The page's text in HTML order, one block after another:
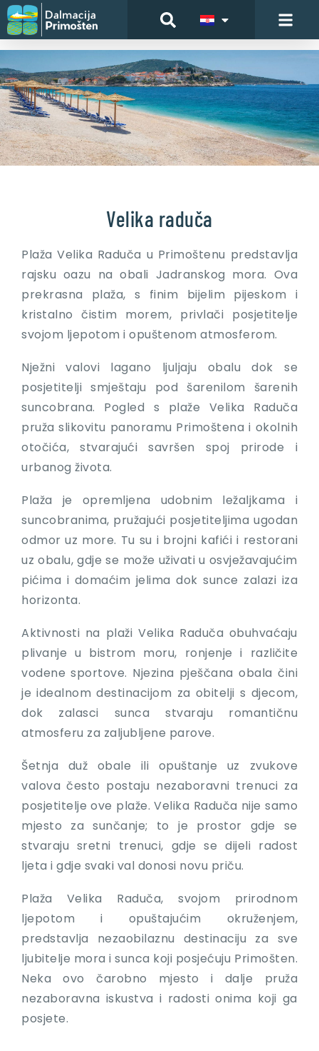
Velika raduča
Plaža Velika Raduča u Primoštenu predstavlja
rajsku oazu na obali Jadranskog mora. Ova
prekrasna plaža, s finim bijelim pijeskom i
kristalno čistim morem, privlači posjetitelje
svojom ljepotom i opuštenom atmosferom.
Nježni valovi lagano ljuljaju obalu dok se
posjetitelji smještaju pod šarenilom šarenih
suncobrana. Pogled s plaže Velika Raduča
pruža slikovitu panoramu Primoštena i okolnih
otočića, stvarajući savršen spoj prirode i
urbanog života.
Plaža je opremljena udobnim ležaljkama i
suncobranima, pružajući posjetiteljima ugodan
odmor uz more. Tu su i brojni kafići i restorani
uz obalu, gdje se može uživati u osvježavajućim
pićima i domaćim jelima dok sunce zalazi iza
horizonta.
Aktivnosti na plaži Velika Raduča obuhvaćaju
plivanje u bistrom moru, ronjenje i različite
vodene sportove. Njezina pješčana obala čini
je idealnom destinacijom za obitelji s djecom,
dok zalasci sunca stvaraju romantičnu
atmosferu za zaljubljene parove.
Šetnja duž obale ili opuštanje uz zvukove
valova često postaju nezaboravni trenuci za
posjetitelje ove plaže. Velika Raduča nije samo
mjesto za sunčanje; to je prostor gdje se
stvaraju sretni trenuci, gdje se dijeli radost
ljeta i gdje svaki val donosi novu priču.
Plaža Velika Raduča, svojom prirodnom
ljepotom i opuštajućim okruženjem,
predstavlja nezaobilaznu destinaciju za sve
ljubitelje mora i sunca koji posjećuju Primošten.
Neka ovo čarobno mjesto i dalje pruža
nezaboravna iskustva i radosti onima koji ga
posjete.